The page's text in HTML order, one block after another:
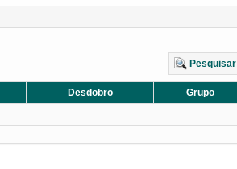
Pesquisar
Desdobro
Grupo